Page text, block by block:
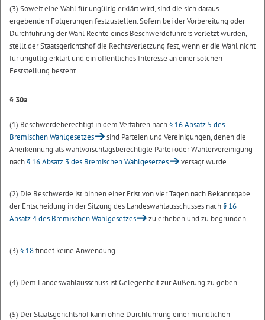
(3) Soweit eine Wahl für ungültig erklärt wird, sind die sich daraus
ergebenden Folgerungen festzustellen. Sofern bei der Vorbereitung oder
Durchführung der Wahl Rechte eines Beschwerdeführers verletzt wurden,
stellt der Staatsgerichtshof die Rechtsverletzung fest, wenn er die Wahl nicht
für ungültig erklärt und ein öffentliches Interesse an einer solchen
Feststellung besteht.
§ 30a
(1) Beschwerdeberechtigt in dem Verfahren nach§ 16 Absatz 5 des
Bremischen Wahlgesetzes
sind Parteien und Vereinigungen, denen die
Anerkennung als wahlvorschlagsberechtigte Partei oder Wählervereinigung
nach§ 16 Absatz 3 des Bremischen Wahlgesetzes versagt wurde.
(2) Die Beschwerde ist binnen einer Frist von vier Tagen nach Bekanntgabe
der Entscheidung in der Sitzung des Landeswahlausschusses nach§ 16
Absatz 4 des Bremischen Wahlgesetzes
zu erheben und zu begründen.
(3) § 18findet keine Anwendung.
(4) Dem Landeswahlausschuss ist Gelegenheit zur Äußerung zu geben.
(5) Der Staatsgerichtshof kann ohne Durchführung einer mündlichen